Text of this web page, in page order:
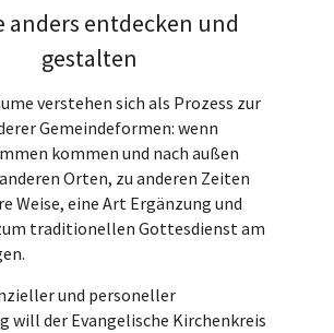
anders entdecken und
gestalten
verstehen sich als Prozess zur
Gemeindeformen: wenn
kommen und nach außen
Orten, zu anderen Zeiten
Weise, eine Art Ergänzung und
traditionellen Gottesdienst am
und personeller
will der Evangelische Kirchenkreis